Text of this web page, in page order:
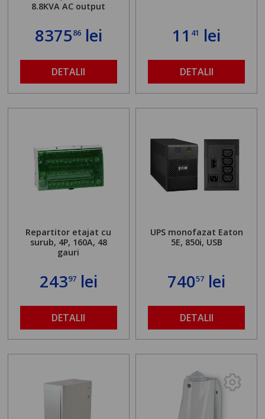
8.8KVA AC output
837586lei
DETALII
11 41 lei
DETALII
Repartitor etajat cu
surub, 4P, 160A, 48
gauri
24397lei
DETALII
UPS monofazat Eaton
5E, 850i, USB
74057 lei
DETALII